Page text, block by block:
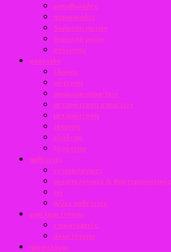
καταβολάδες
παραφυάδες
διαίρεση φυτών
διαίρεση ριζών
στόλωνες
φροντίδα
έδαφος
φύτευση
αραίωση σπορ/των
μεταφύτευση σπορ/των
μεταφύτευση
λίπανση
κλάδεμα
ξεφύτεμα
ασθένειες
εντομολογικές
μυκητολογικές & βακτηριολογικές
ιοί
άλλες ασθένειες
ωφέλιμα έντομα
επικονιαστές
άλλα έντομα
ημερολόγιο